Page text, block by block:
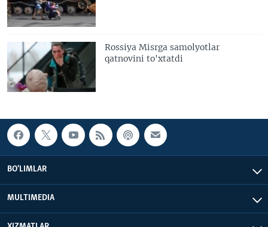
Rossiya Misrga samolyotlar
qatnovini to'xtatdi
BO'LIMLAR
MULTIMEDIA